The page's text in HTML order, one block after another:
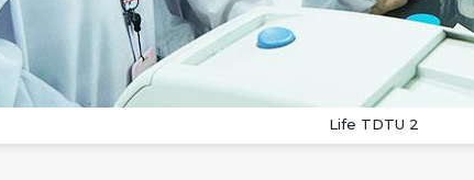
Life TDTU 2